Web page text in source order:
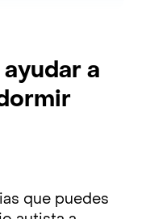
a
que puedes